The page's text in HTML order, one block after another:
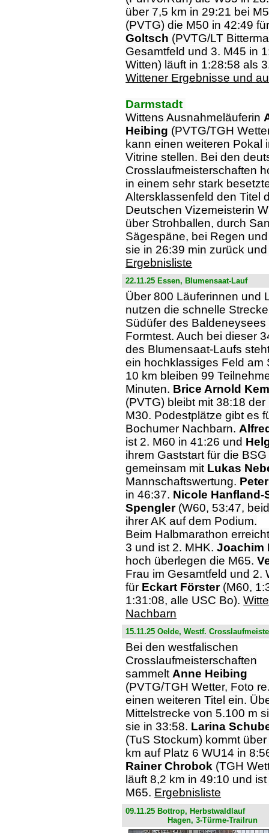
über 7,5 km in 29:21 bei
(PVTG) die M50 in 42:49
Goltsch (PVTG/LT
Gesamtfeld und 3. M45 in
Witten) läuft in 1:28:58 als
Wittener Ergebnisse und
Darmstadt
Wittens Ausnahmeläuferin
Heibing (PVTG/TGH
kann einen weiteren Pokal
Vitrine stellen. Bei den
Crosslaufmeisterschaften
in einem sehr stark
Altersklassenfeld den Titel
Deutschen Vizemeisterin
über Strohballen, durch
Sägespäne, bei Regen
sie in 26:39 min zurück
Ergebnisliste
22.11.25 Essen, Blumensaat-Lauf
Über 800 Läuferinnen und
nutzen die schnelle
Südüfer des
Formtest. Auch bei dieser
des Blumensaat-Laufs
ein hochklassiges Feld am
10 km bleiben 99
Minuten. Brice Arnold
(PVTG) bleibt mit 38:18 der
M30. Podestplätze gibt es
Bochumer Nachbarn.
ist 2. M60 in 41:26 und
ihrem Gaststart für die
gemeinsam mit Lukas
Mannschaftswertung.
in 46:37. Nicole
Spengler(W60, 53:47,
ihrer AK auf dem Podium.
Beim Halbmarathon
3 und ist 2. MHK.Joachim
hoch überlegen die M65.
Frau im Gesamtfeld und 2.
für Eckart Förster(M60,
1:31:08, alle USC Bo).
Nachbarn
15.11.25 Oelde, Westf.
Bei den westfalischen
Crosslaufmeisterschaften
sammelt Anne Heibing
(PVTG/TGH Wetter, Foto
einen weiteren Titel ein.
Mittelstrecke von 5.100 m
sie in 33:58. Larina
(TuS Stockum) kommt
km auf Platz 6 WU14 in
Rainer Chrobok (TGH
läuft 8,2 km in 49:10 und ist
M65. Ergebnisliste
09.11.25 Bottrop, Herbstwaldlauf
Hagen, 3-Türme-Trailrun